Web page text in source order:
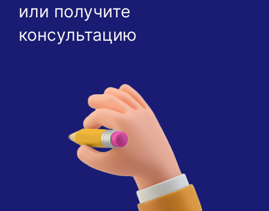
или получите
консультацию